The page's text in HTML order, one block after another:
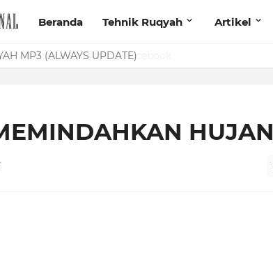
Beranda Tehnik Ruqyah Artikel
Wanita Lewat Foto di Facebook
HUJAN